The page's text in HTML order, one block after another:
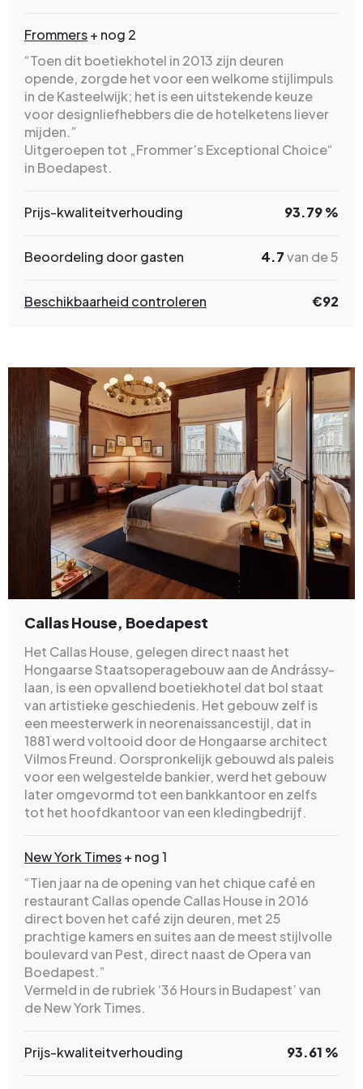
Frommers+ nog 2
“Toen dit boetiekhotel in 2013 zijn deuren
opende, zorgde het voor een welkome stijlimpuls
in de Kasteelwijk; het is een uitstekende keuze
voor designliefhebbers die de hotelketens liever
mijden.”
Uitgeroepen tot „Frommer’s Exceptional Choice“
in Boedapest.
Prijs-kwaliteitverhouding 93.79 %
Beoordeling door gasten 4.7van de 5
Beschikbaarheid controleren €92
Callas House, Boedapest
Het Callas House, gelegen direct naast het
Hongaarse Staatsoperagebouw aan de Andrássy-
laan, is een opvallend boetiekhotel dat bol staat
van artistieke geschiedenis. Het gebouw zelf is
een meesterwerk in neorenaissancestijl, dat in
1881 werd voltooid door de Hongaarse architect
Vilmos Freund. Oorspronkelijk gebouwd als paleis
voor een welgestelde bankier, werd het gebouw
later omgevormd tot een bankkantoor en zelfs
tot het hoofdkantoor van een kledingbedrijf.
New York Times+ nog 1
“Tien jaar na de opening van het chique café en
restaurant Callas opende Callas House in 2016
direct boven het café zijn deuren, met 25
prachtige kamers en suites aan de meest stijlvolle
boulevard van Pest, direct naast de Opera van
Boedapest.”
Vermeld in de rubriek ‘36 Hours in Budapest’ van
de New York Times.
Prijs-kwaliteitverhouding 93.61 %